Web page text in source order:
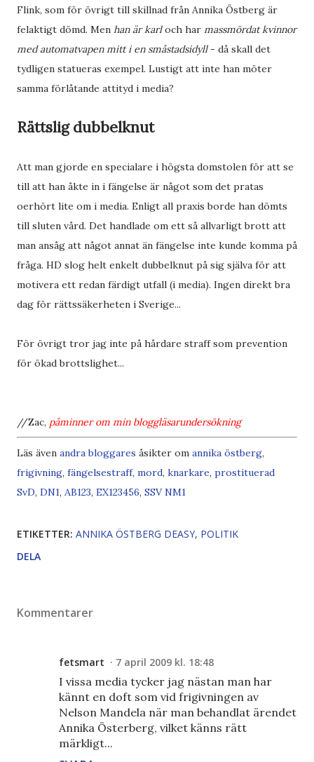
Flink, som för övrigt till skillnad från Annika Östberg är
felaktigt dömd. Men han är karloch har massmördat kvinnor
med automatvapen mitt i en småstadsidyll- då skall det
tydligen statueras exempel. Lustigt att inte han möter
samma förlåtande attityd i media?
Rättslig dubbelknut
Att man gjorde en specialare i högsta domstolen för att se
till att han åkte in i fängelse är något som det pratas
oerhört lite om i media. Enligt all praxis borde han dömts
till sluten vård. Det handlade om ett så allvarligt brott att
man ansåg att något annat än fängelse inte kunde komma på
fråga. HD slog helt enkelt dubbelknut på sig själva för att
motivera ett redan färdigt utfall (i media). Ingen direkt bra
dag för rättssäkerheten i Sverige...
För övrigt tror jag inte på hårdare straff som prevention
för ökad brottslighet...
//Zac, påminner om min bloggläsarundersökning
Läs även andra bloggares åsikter om annika östberg,
frigivning, fängelsestraff, mord, knarkare, prostituerad
SvD, DN1, AB123, EX123456, SSV NM1
ETIKETTER: ANNIKA ÖSTBERG DEASY POLITIK
DELA
Kommentarer
fetsmart 7 april 2009 kl. 18:48
I vissa media tycker jag nästan man har
kännt en doft som vid frigivningen av
Nelson Mandela när man behandlat ärendet
Annika Österberg, vilket känns rätt
märkligt...